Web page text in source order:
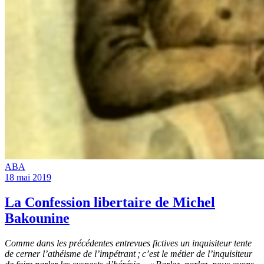
ABA
18 mai 2019
La Confession libertaire de Michel
Bakounine
Comme dans les précédentes entrevues fictives un inquisiteur tente
de cerner l’athéisme de l’impétrant ; c’est le métier de l’inquisiteur